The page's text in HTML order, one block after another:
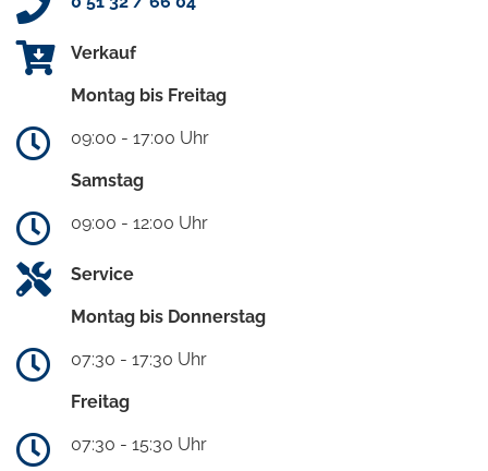
Verkauf
Montag bis Freitag
09:00 - 17:00 Uhr
Samstag
09:00 - 12:00 Uhr
Service
Montag bis Donnerstag
07:30 - 17:30 Uhr
Freitag
07:30 - 15:30 Uhr